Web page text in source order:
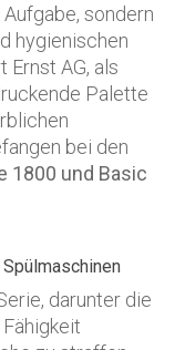
sondern
hygienischen
AG, als
Palette
bei den
1800 und Basic
darunter die